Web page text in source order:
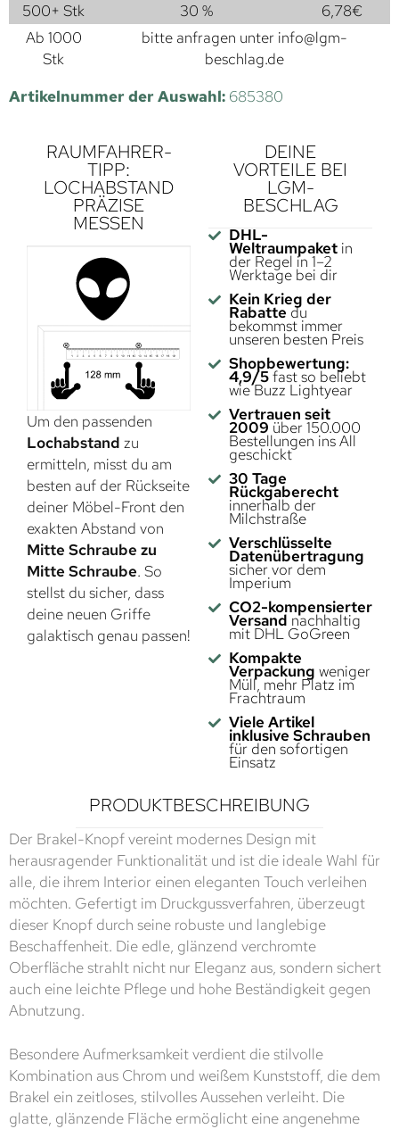
500+ Stk
30 % 6,78€
Ab 1000
Stk
bitte anfragen unter info@lgm-
beschlag.de
Artikelnummer der Auswahl: 685380
RAUMFAHRER-
TIPP:
LOCHABSTAND
PRÄZISE
MESSEN
Um den passenden
Lochabstand zu
ermitteln, misst du am
besten auf der Rückseite
deiner Möbel-Front den
exakten Abstand von
Mitte Schraube zu
Mitte Schraube. So
stellst du sicher, dass
deine neuen Griffe
galaktisch genau passen!
DEINE
VORTEILE BEI
LGM-
BESCHLAG
DHL-
Weltraumpaketin
der Regel in 1–2
Werktage bei dir
Kein Krieg der
Rabatte du
bekommst immer
unseren besten Preis
Shopbewertung:
4,9/5fast so beliebt
wie Buzz Lightyear
Vertrauen seit
2009 über 150.000
Bestellungen ins All
geschickt
30 Tage
Rückgaberecht
innerhalb der
Milchstraße
Verschlüsselte
Datenübertragung
sicher vor dem
Imperium
CO2-kompensierter
Versand nachhaltig
mit DHL GoGreen
Kompakte
Verpackung weniger
Müll, mehr Platz im
Frachtraum
Viele Artikel
inklusive Schrauben
für den sofortigen
Einsatz
PRODUKTBESCHREIBUNG
Der Brakel-Knopf vereint modernes Design mit
herausragender Funktionalität und ist die ideale Wahl für
alle, die ihrem Interior einen eleganten Touch verleihen
möchten. Gefertigt im Druckgussverfahren, überzeugt
dieser Knopf durch seine robuste und langlebige
Beschaffenheit. Die edle, glänzend verchromte
Oberfläche strahlt nicht nur Eleganz aus, sondern sichert
auch eine leichte Pflege und hohe Beständigkeit gegen
Abnutzung.
Besondere Aufmerksamkeit verdient die stilvolle
Kombination aus Chrom und weißem Kunststoff, die dem
Brakel ein zeitloses, stilvolles Aussehen verleiht. Die
glatte, glänzende Fläche ermöglicht eine angenehme